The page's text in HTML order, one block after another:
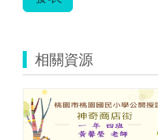
相關資源